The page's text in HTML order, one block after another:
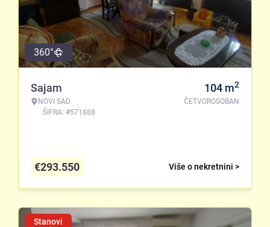
360°
Sajam
NOVI SAD
ŠIFRA: #571888
104 m2
ČETVOROSOBAN
Više o nekretnini >
€293.550
Stanovi